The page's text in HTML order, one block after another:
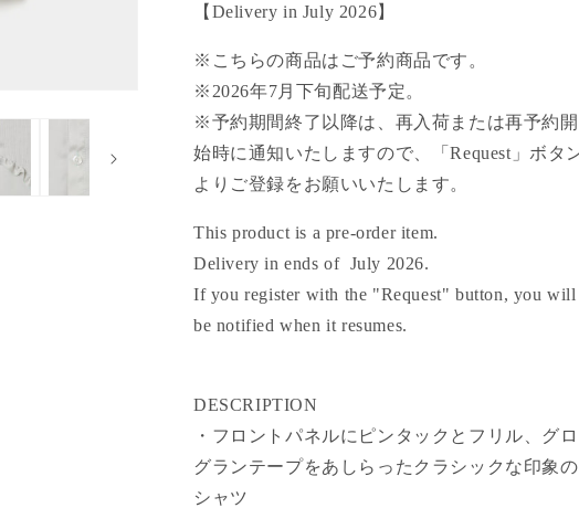
in
2026】
の
数
量
減
in
2026】
の
数
量
を
増
【Delivery in July 2026】
※こちらの商品はご予約商品です。
※2026年7月下旬配送予定。
※予約期間終了以降は、再入荷または再予約開
始時に通知いたしますので、「Request」ボタ
よりご登録をお願いいたします。
This product is a pre-order item.
Delivery in ends of July 2026.
If you register with the "Request" button, you will
be notified when it resumes.
DESCRIPTION
・フロントパネルにピンタックとフリル、グロ
グランテープをあしらったクラシックな印象の
シャツ